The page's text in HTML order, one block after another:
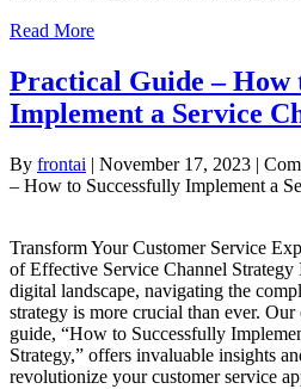
Read More
Practical Guide – How
Implement a Service
By frontai | November 17, 2023 |
– How to Successfully Implement a
Transform Your Customer Service
of Effective Service Channel
digital landscape, navigating the
strategy is more crucial than ever.
guide, “How to Successfully
Strategy,” offers invaluable insights
revolutionize your customer service